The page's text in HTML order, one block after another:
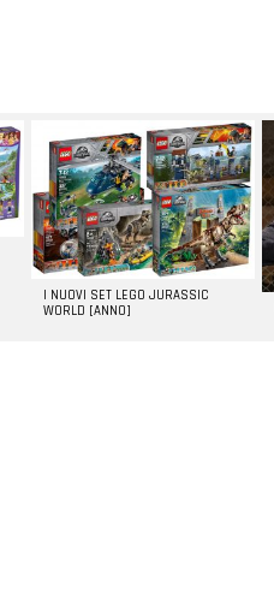
I NUOVI SET LEGO JURASSIC
WORLD [ANNO]